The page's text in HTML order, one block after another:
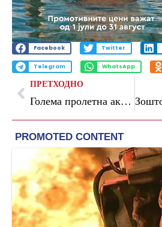
Facebook Twitter
Telegram WhatsApp
ПРЕТХОДНО
Голема пролетна акција за бесплатно собирање кабаст отпад во општина Аеродром